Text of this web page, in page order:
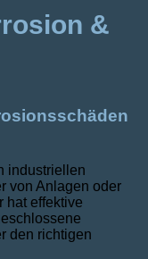
&
industriellen
von Anlagen oder
hat effektive
den richtigen